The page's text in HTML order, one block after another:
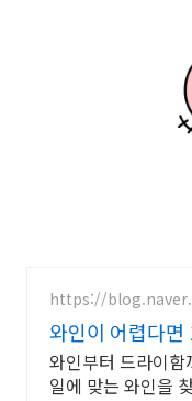
https://
와인이 어렵다면
와인부터 드라이
일에 맞는 와인을